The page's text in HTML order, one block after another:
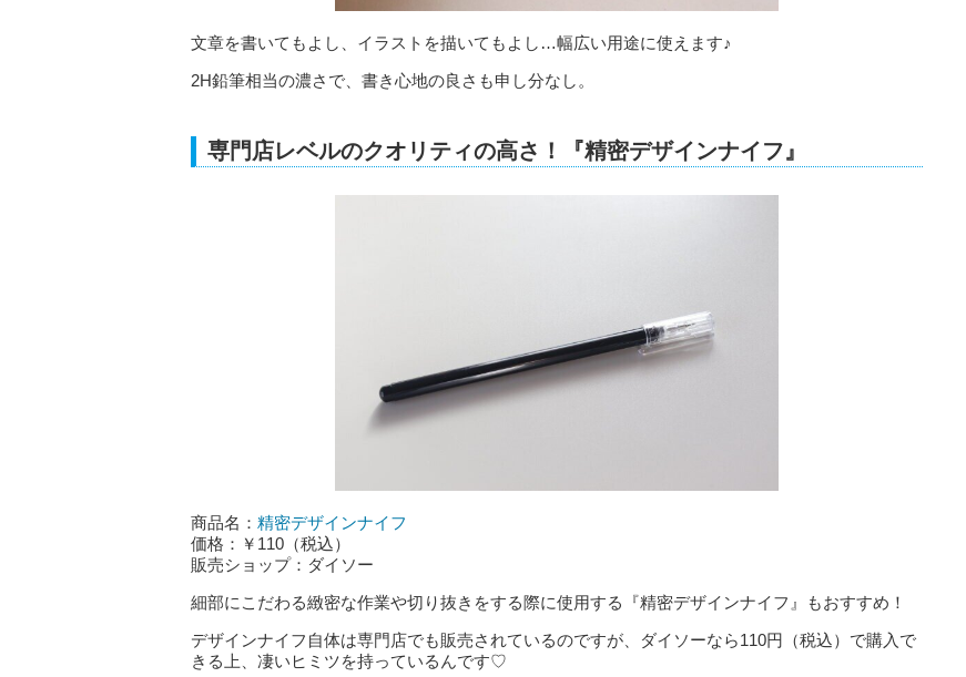
文章を書いてもよし、イラストを描いてもよし…幅広い用途に使えます♪
2H鉛筆相当の濃さで、書き心地の良さも申し分なし。
専門店レベルのクオリティの高さ！『精密デザインナイフ』
商品名： 精密デザインナイフ
価格：￥110（税込）
販売ショップ：ダイソー
細部にこだわる緻密な作業や切り抜きをする際に使用する『精密デザインナイフ』もおすすめ！
デザインナイフ自体は専門店でも販売されているのですが、ダイソーなら110円（税込）で購入で
きる上、凄いヒミツを持っているんです♡